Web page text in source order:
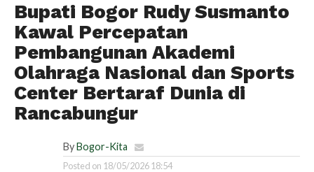
Bupati Bogor Rudy Susmanto
Kawal Percepatan
Pembangunan Akademi
Olahraga Nasional dan Sports
Center Bertaraf Dunia di
Rancabungur
By Bogor-Kita
Posted on 18/05/2026 18:54